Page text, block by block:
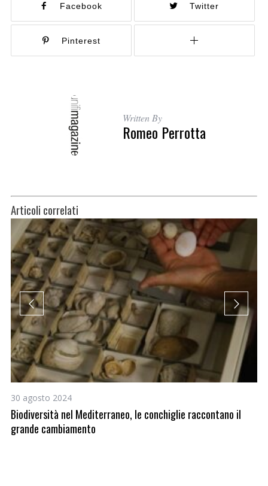
Facebook Twitter
Pinterest
Written By
Romeo Perrotta
Articoli correlati
30 agosto 2024
Biodiversità nel Mediterraneo, le conchiglie raccontano il
grande cambiamento